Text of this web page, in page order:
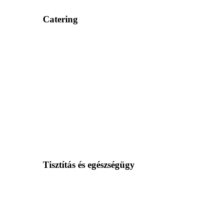
Catering
Tisztítás és egészségügy